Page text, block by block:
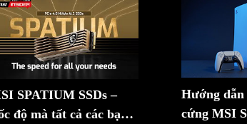
SPATIUM SSDs –
độ mà tất cả các bạn
Hướng dẫn
cứng MSI